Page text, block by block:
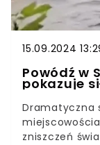
15.09.2024
Powódź w
pokazuje
Dramatyczna
zniszczeń